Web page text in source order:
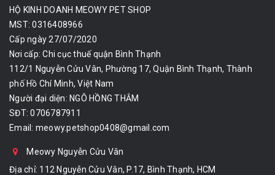
HỘ KINH DOANH MEOWY PET SHOP
MST: 0316408966
Cấp ngày 27/07/2020
Nơi cấp: Chi cục thuế quận Bình Thạnh
112/1 Nguyễn Cửu Vân, Phường 17, Quận Bình Thạnh, Thành
phố Hồ Chí Minh, Việt Nam
Người đại diện: NGÔ HỒNG THẮM
SĐT: 0706787911
Email: meowy.petshop0408@gmail.com
Meowy Nguyễn Cửu Vân
Địa chỉ: 112 Nguyễn Cửu Vân, P.17, Bình Thạnh, HCM